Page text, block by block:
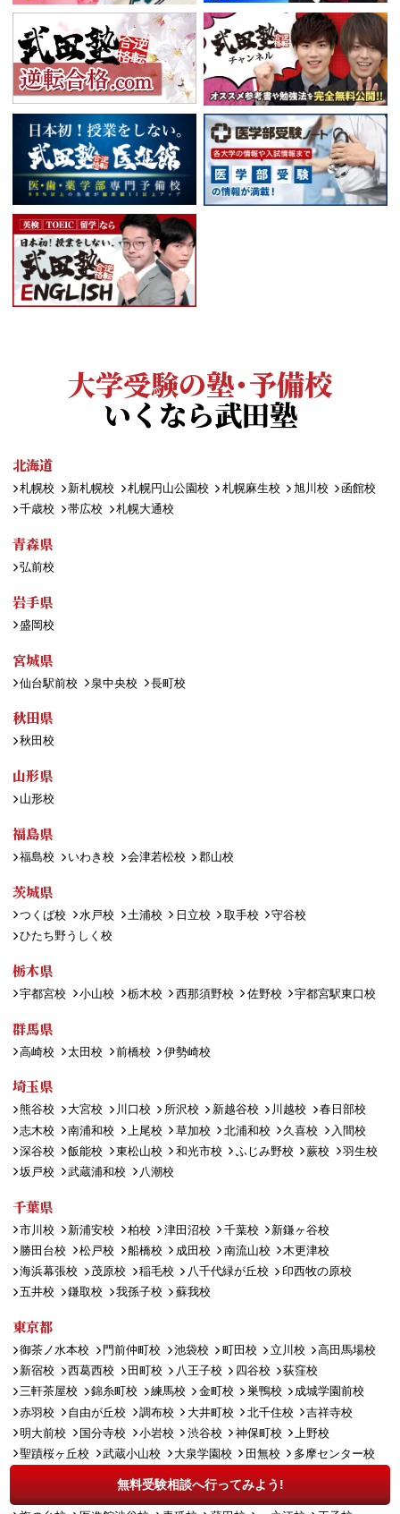
無料受験相談へ行ってみよう!
大学受験の塾・予備校
いくなら武田塾
北海道
札幌校 新札幌校 札幌円山公園校 札幌麻生校 旭川校
函館校
千歳校
帯広校 札幌大通校
青森県
弘前校
岩手県
盛岡校
宮城県
仙台駅前校 泉中央校 長町校
秋田県
秋田校
山形県
山形校
福島県
福島校 いわき校 会津若松校 郡山校
茨城県
つくば校 水戸校 土浦校 日立校 取手校
守谷校
ひたち野うしく校
栃木県
宇都宮校 小山校 栃木校 西那須野校 佐野校 宇都宮駅東口校
群馬県
高崎校 太田校 前橋校 伊勢崎校
埼玉県
熊谷校 大宮校 川口校 所沢校 新越谷校 川越校
春日部校
志木校
南浦和校 上尾校 草加校 北浦和校 久喜校
入間校
深谷校
飯能校 東松山校 和光市校 ふじみ野校 蕨校
羽生校
坂戸校
武蔵浦和校 八潮校
千葉県
市川校 新浦安校 柏校 津田沼校 千葉校
新鎌ヶ谷校
勝田台校
松戸校 船橋校 成田校 南流山校
木更津校
海浜幕張校
茂原校 稲毛校 八千代緑が丘校
印西牧の原校
五井校
鎌取校 我孫子校 蘇我校
東京都
御茶ノ水本校 門前仲町校 池袋校 町田校 立川校
高田馬場校
新宿校
西葛西校 田町校 八王子校 四谷校
荻窪校
三軒茶屋校
錦糸町校 練馬校 金町校 巣鴨校
成城学園前校
赤羽校
自由が丘校 調布校 大井町校 北千住校
吉祥寺校
明大前校
国分寺校 小岩校 渋谷校 神保町校
上野校
聖蹟桜ヶ丘校
武蔵小山校 大泉学園校 田無校
多摩センター校
府中校
ひばりヶ丘校 西日暮里校 秋葉原校